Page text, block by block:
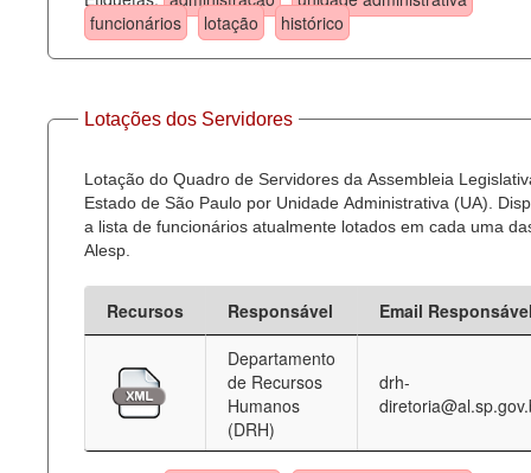
funcionários
lotação histórico
Lotações dos Servidores
Lotação do Quadro de Servidores da Assembleia
Estado de São Paulo por Unidade Administrativa (UA).
a lista de funcionários atualmente lotados em cada uma
Alesp.
Recursos Responsável
Email
Departamento
de Recursos
Humanos
(DRH)
drh-